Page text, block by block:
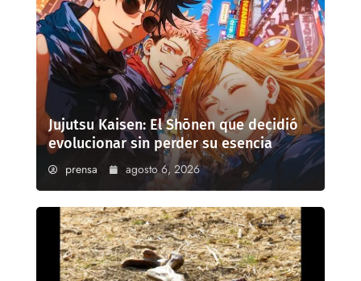
Jujutsu Kaisen: El Shōnen que decidió
evolucionar sin perder su esencia
prensa agosto 6, 2026